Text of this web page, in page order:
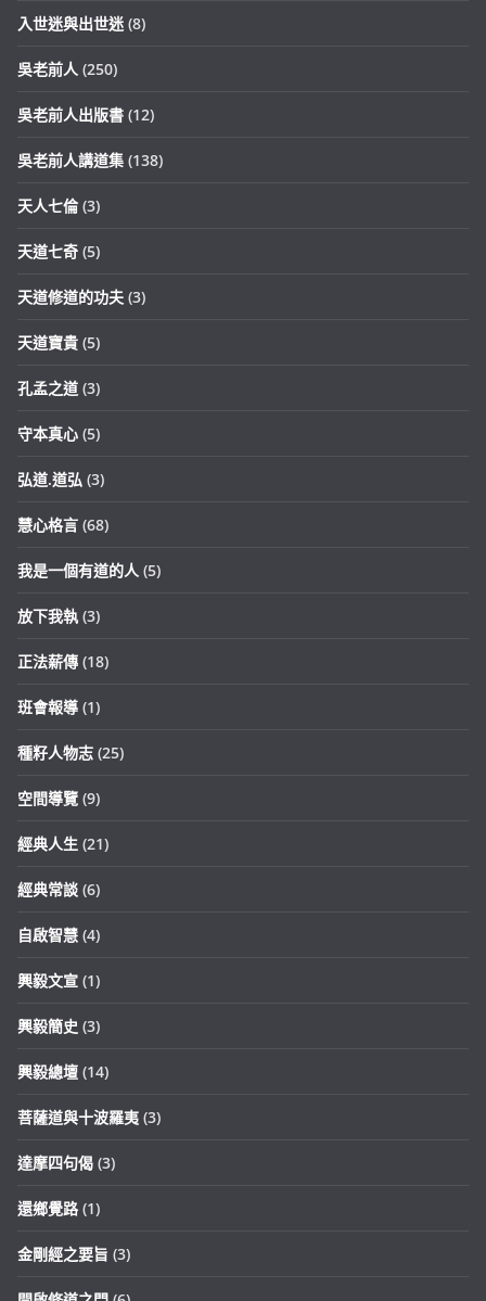
入世迷與出世迷 (8)
吳老前人 (250)
吳老前人出版書 (12)
吳老前人講道集 (138)
天人七倫 (3)
天道七奇 (5)
天道修道的功夫 (3)
天道寶貴 (5)
孔孟之道 (3)
守本真心 (5)
弘道.道弘 (3)
慧心格言 (68)
我是一個有道的人 (5)
放下我執 (3)
正法薪傳 (18)
班會報導 (1)
種籽人物志 (25)
空間導覽 (9)
經典人生 (21)
經典常談 (6)
自啟智慧 (4)
興毅文宣 (1)
興毅簡史 (3)
興毅總壇 (14)
菩薩道與十波羅夷 (3)
達摩四句偈 (3)
還鄉覺路 (1)
金剛經之要旨 (3)